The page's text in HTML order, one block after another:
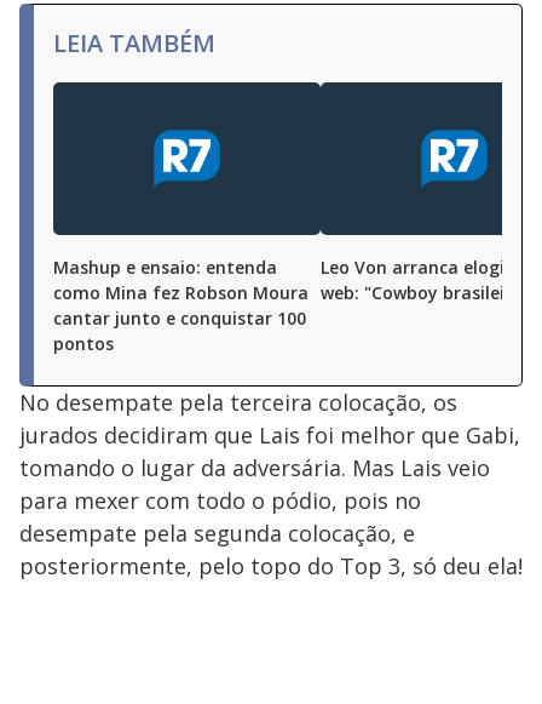
LEIA TAMBÉM
Mashup e ensaio: entenda
como Mina fez Robson Moura
cantar junto e conquistar 100
pontos
Leo Von arranca elogios
web: "Cowboy brasileiro"
No desempate pela terceira colocação, os
jurados decidiram que Lais foi melhor que Gabi,
tomando o lugar da adversária. Mas Lais veio
para mexer com todo o pódio, pois no
desempate pela segunda colocação, e
posteriormente, pelo topo do Top 3, só deu ela!